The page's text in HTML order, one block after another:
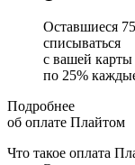
Оставшиеся 75
списываться
с вашей карты
по 25%
Подробнее
об оплате Плайтом
Что такое оплата